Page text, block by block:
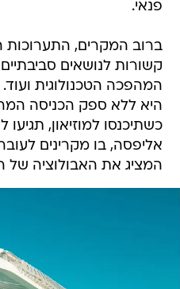
פנאי.
ברוב המקרים, התערוכות
קשורות לנושאים סביבתיים
המהפכה הטכנולוגית
היא ללא ספק הכניסה
כשתיכנסו למוזיאון,
אליפסה, בו מקרינים
המציג את האבולוציה של